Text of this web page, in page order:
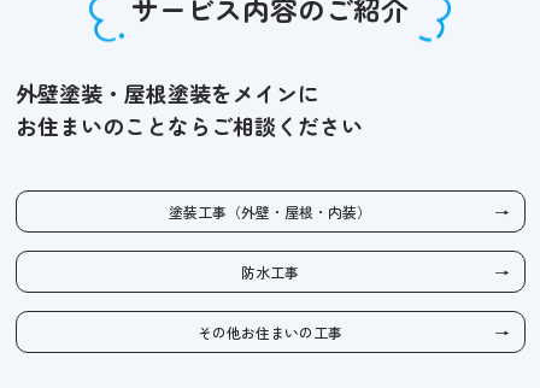
サービス内容のご紹介
外壁塗装・屋根塗装をメインに
お住まいのことならご相談ください
塗装工事（外壁・屋根・内装）
防水工事
その他お住まいの工事